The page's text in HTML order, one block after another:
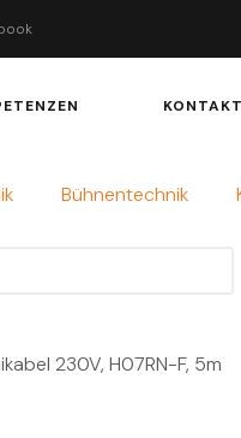
KONTAKT
Bühnentechnik
230V, H07RN-F, 5m